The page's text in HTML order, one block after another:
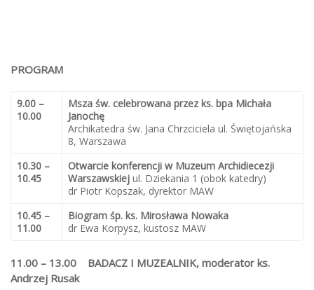
PROGRAM
9.00 –
10.00
Msza św. celebrowana przez ks. bpa Michała
Janochę
Archikatedra św. Jana Chrzciciela ul. Świętojańska
8, Warszawa
10.30 –
10.45
Otwarcie konferencji w Muzeum Archidiecezji
Warszawskiej ul. Dziekania 1 (obok katedry)
dr Piotr Kopszak, dyrektor MAW
10.45 –
11.00
Biogram śp. ks. Mirosława Nowaka
dr Ewa Korpysz, kustosz MAW
11.00 – 13.00 BADACZ I MUZEALNIK, moderator ks.
Andrzej Rusak